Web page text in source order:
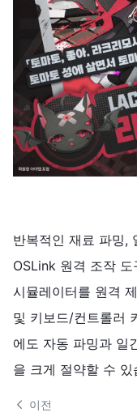
반복적인 재료 파밍,
OSLink 원격 조작
시뮬레이터를 원격
및 키보드/컨트롤러
에도 자동 파밍과 일
을 크게 절약할 수 있
이전